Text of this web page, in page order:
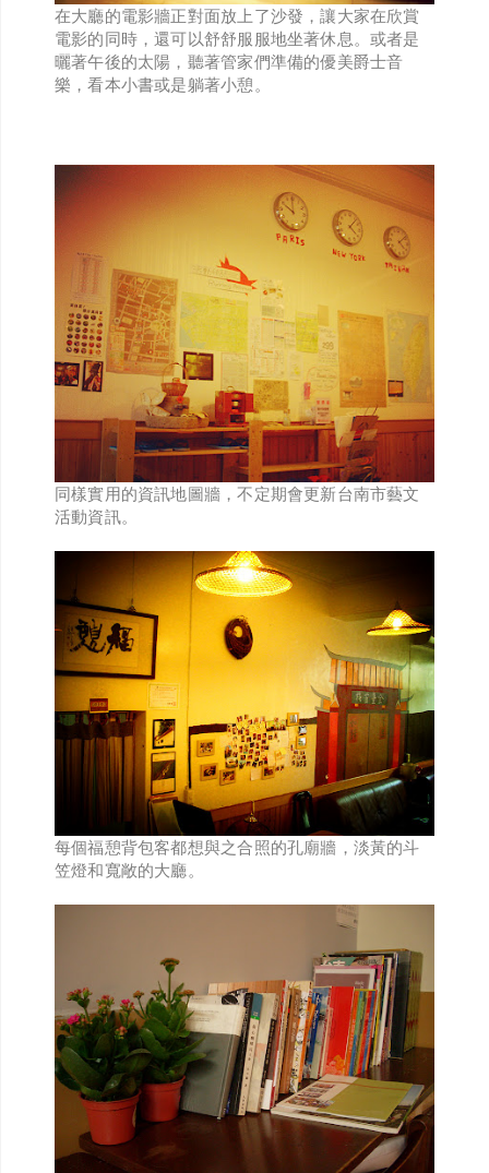
在大廳的電影牆正對面放上了沙發，讓大家在欣賞
電影的同時，還可以舒舒服服地坐著休息。或者是
曬著午後的太陽，聽著管家們準備的優美爵士音
樂，看本小書或是躺著小憩。
同樣實用的資訊地圖牆，不定期會更新台南市藝文
活動資訊。
每個福憩背包客都想與之合照的孔廟牆，淡黃的斗
笠燈和寬敞的大廳。